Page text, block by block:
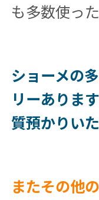
も多数使っ
ショーメの
リーありま
質預かりい
またその他